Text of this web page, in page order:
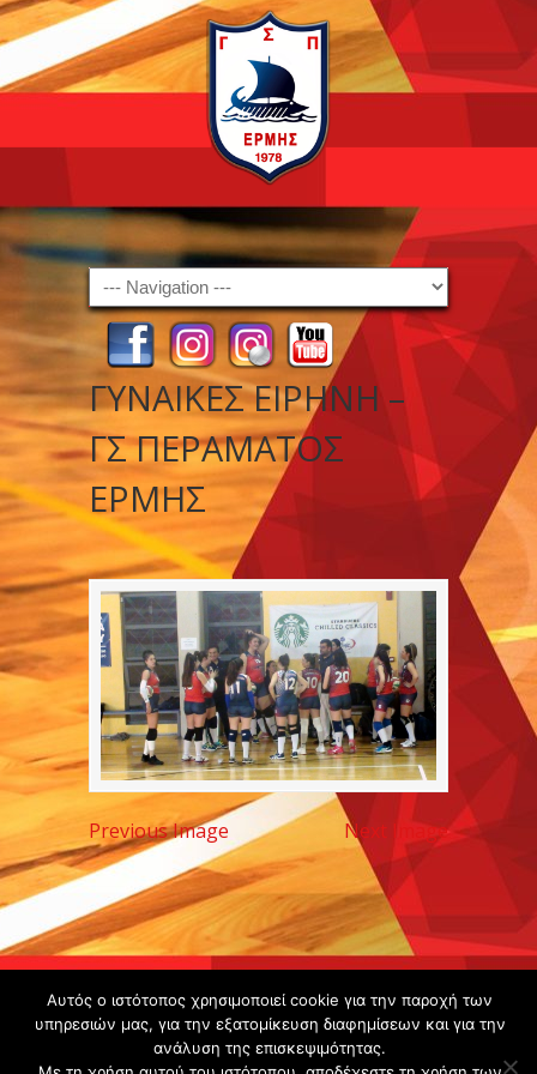
Navigation
ΓΥΝΑΙΚΕΣ ΕΙΡΗΝΗ –
ΓΣ ΠΕΡΑΜΑΤΟΣ
ΕΡΜΗΣ
Previous Image Next Image
Copyright ©
2020 -
Gsperamatosermis.gr
Αυτός ο ιστότοπος χρησιμοποιεί cookie για την παροχή των
υπηρεσιών μας, για την εξατομίκευση διαφημίσεων και για την
ανάλυση της επισκεψιμότητας.